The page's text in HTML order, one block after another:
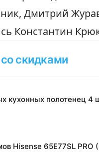
Дмитрий
Константин
скидками
Hisense 65E77SL